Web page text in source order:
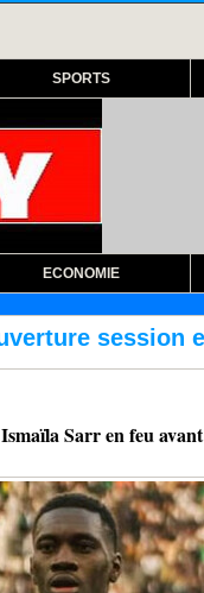
SPORTS
ECONOMIE
Sarr en feu avant